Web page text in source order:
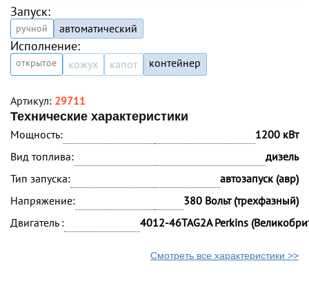
Запуск:
ручной автоматический
Исполнение:
открытое кожух капот контейнер
Артикул: 29711
Технические характеристики
Мощность:
1200 кВт
Вид топлива:
дизель
Тип запуска:
автозапуск (авр)
Напряжение:
380 Вольт (трехфазный)
Двигатель :
4012-46TAG2A Perkins
Смотреть все характеристики >>